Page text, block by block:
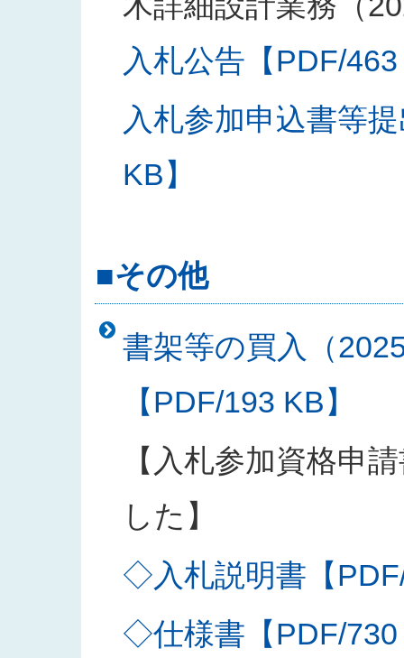
入札公告【PDF/
入札参加申込書等
KB】
■その他
書架等の買入（
【PDF/193 KB】
【入札参加資格申
した】
◇入札説明書【
◇仕様書【PDF/730